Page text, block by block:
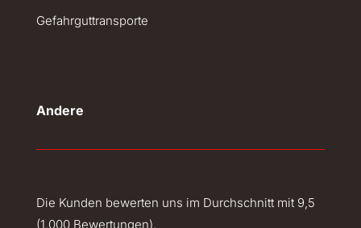
Gefahrguttransporte
Andere
Die Kunden bewerten uns im Durchschnitt mit 9,5
(1.000 Bewertungen).